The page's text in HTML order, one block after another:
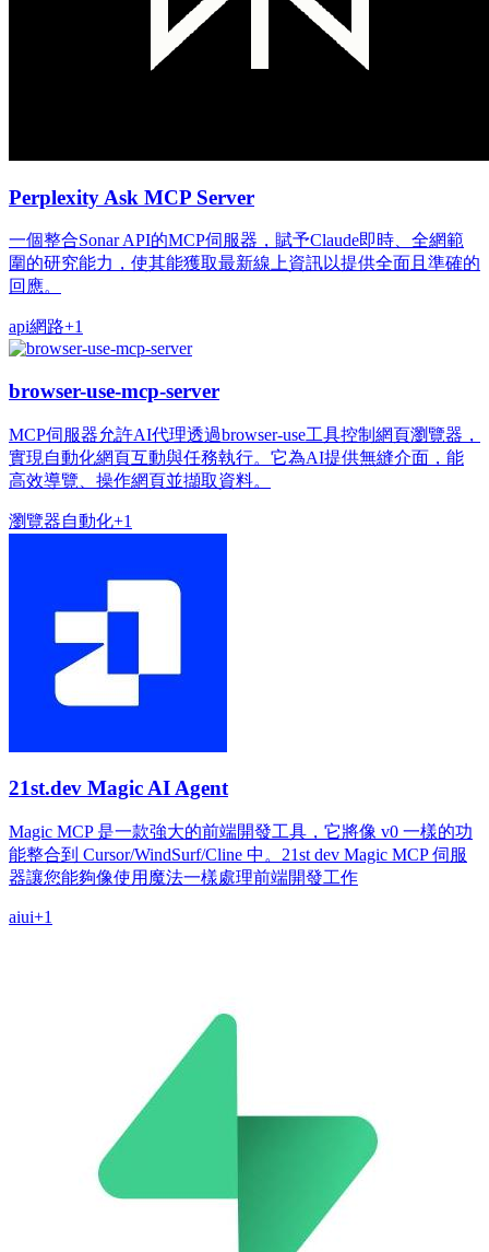
Perplexity Ask MCP Server
一個整合Sonar API的MCP伺服器，賦予Claude即時、全網範
圍的研究能力，使其能獲取最新線上資訊以提供全面且準確的
回應。
api網路+1
browser-use-mcp-server
MCP伺服器允許AI代理透過browser-use工具控制網頁瀏覽器，
實現自動化網頁互動與任務執行。它為AI提供無縫介面，能
高效導覽、操作網頁並擷取資料。
瀏覽器自動化+1
21st.dev Magic AI Agent
Magic MCP 是一款強大的前端開發工具，它將像 v0 一樣的功
能整合到 Cursor/WindSurf/Cline 中。21st dev Magic MCP 伺服
器讓您能夠像使用魔法一樣處理前端開發工作
aiui+1